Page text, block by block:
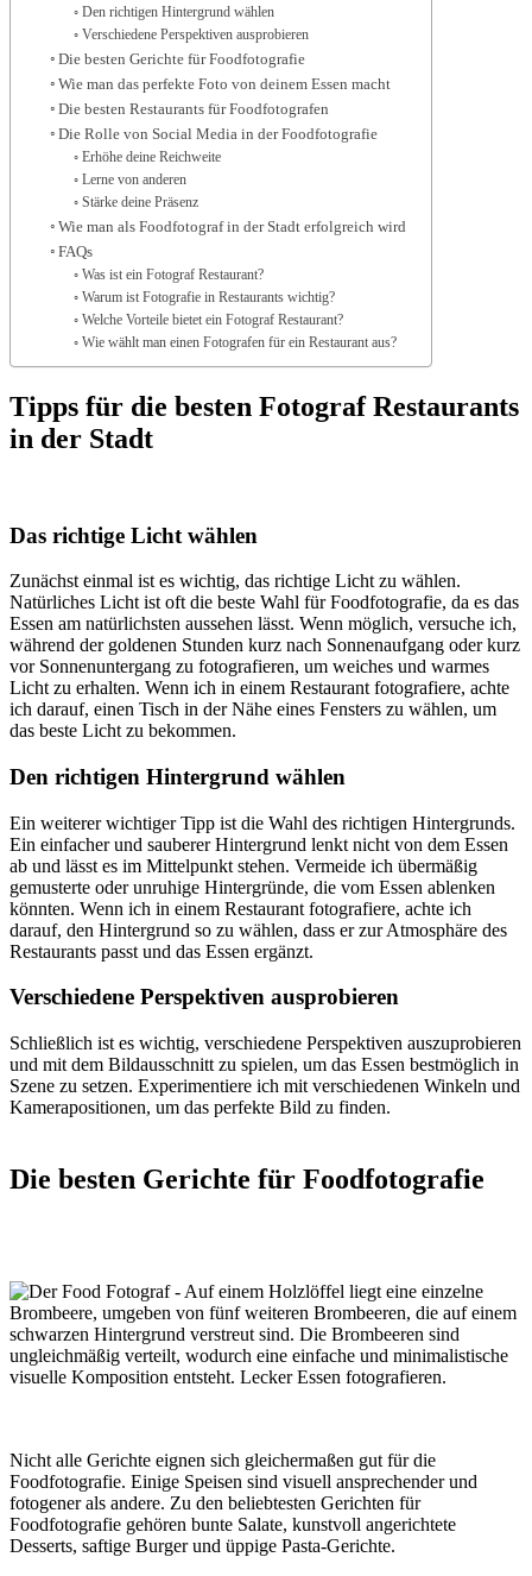
Den richtigen Hintergrund wählen
Verschiedene Perspektiven ausprobieren
Die besten Gerichte für Foodfotografie
Wie man das perfekte Foto von deinem Essen macht
Die besten Restaurants für Foodfotografen
Die Rolle von Social Media in der Foodfotografie
Erhöhe deine Reichweite
Lerne von anderen
Stärke deine Präsenz
Wie man als Foodfotograf in der Stadt erfolgreich wird
FAQs
Was ist ein Fotograf Restaurant?
Warum ist Fotografie in Restaurants wichtig?
Welche Vorteile bietet ein Fotograf Restaurant?
Wie wählt man einen Fotografen für ein Restaurant aus?
Tipps für die besten Fotograf Restaurants
in der Stadt
Das richtige Licht wählen
Zunächst einmal ist es wichtig, das richtige Licht zu wählen.
Natürliches Licht ist oft die beste Wahl für Foodfotografie, da es das
Essen am natürlichsten aussehen lässt. Wenn möglich, versuche ich,
während der goldenen Stunden kurz nach Sonnenaufgang oder kurz
vor Sonnenuntergang zu fotografieren, um weiches und warmes
Licht zu erhalten. Wenn ich in einem Restaurant fotografiere, achte
ich darauf, einen Tisch in der Nähe eines Fensters zu wählen, um
das beste Licht zu bekommen.
Den richtigen Hintergrund wählen
Ein weiterer wichtiger Tipp ist die Wahl des richtigen Hintergrunds.
Ein einfacher und sauberer Hintergrund lenkt nicht von dem Essen
ab und lässt es im Mittelpunkt stehen. Vermeide ich übermäßig
gemusterte oder unruhige Hintergründe, die vom Essen ablenken
könnten. Wenn ich in einem Restaurant fotografiere, achte ich
darauf, den Hintergrund so zu wählen, dass er zur Atmosphäre des
Restaurants passt und das Essen ergänzt.
Verschiedene Perspektiven ausprobieren
Schließlich ist es wichtig, verschiedene Perspektiven auszuprobieren
und mit dem Bildausschnitt zu spielen, um das Essen bestmöglich in
Szene zu setzen. Experimentiere ich mit verschiedenen Winkeln und
Kamerapositionen, um das perfekte Bild zu finden.
Die besten Gerichte für Foodfotografie
Nicht alle Gerichte eignen sich gleichermaßen gut für die
Foodfotografie. Einige Speisen sind visuell ansprechender und
fotogener als andere. Zu den beliebtesten Gerichten für
Foodfotografie gehören bunte Salate, kunstvoll angerichtete
Desserts, saftige Burger und üppige Pasta-Gerichte.